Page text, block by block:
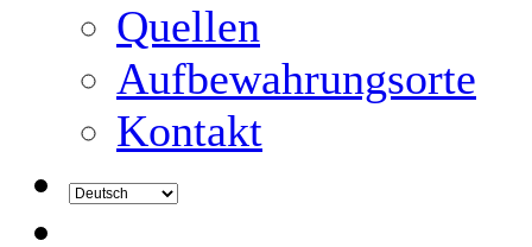
Quellen
Aufbewahrungsorte
Kontakt